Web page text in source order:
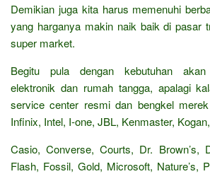
Demikian juga kita harus memenuhi
yang harganya makin naik baik di pasar
super market.
Begitu pula dengan kebutuhan
elektronik dan rumah tangga, apalagi
service center resmi dan bengkel
Infinix, Intel, I-one, JBL, Kenmaster,
Casio, Converse, Courts, Dr. Brown’s,
Flash, Fossil, Gold, Microsoft, Nature’s,